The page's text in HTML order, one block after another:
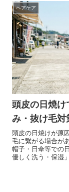
ヘアケア
頭皮の日焼け
み・抜け毛対
頭皮の日焼けが原
毛に繋がる場合が
帽子・日傘等での
優しく洗う・保湿
フターケア方法」